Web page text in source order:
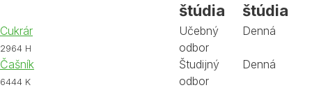
štúdia
štúdia
Cukrár
2964 H
Učebný
odbor
Denná
Čašník
6444 K
Študijný
odbor
Denná